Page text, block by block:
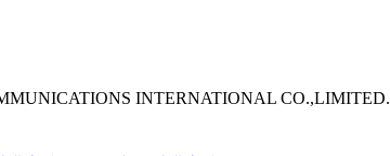
INTERNATIONAL CO.,LIMITED.